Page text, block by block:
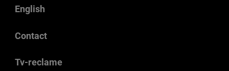
English
Contact
Tv-reclame